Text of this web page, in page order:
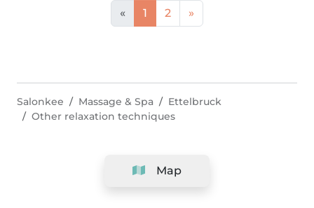
« 1 2 »
Map
Salonkee Massage & Spa
Ettelbruck
Other relaxation techniques